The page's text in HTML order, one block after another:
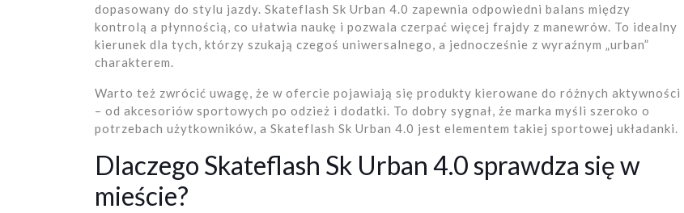
dopasowany do stylu jazdy. Skateflash Sk Urban 4.0 zapewnia odpowiedni balans między
kontrolą a płynnością, co ułatwia naukę i pozwala czerpać więcej frajdy z manewrów. To idealny
kierunek dla tych, którzy szukają czegoś uniwersalnego, a jednocześnie z wyraźnym „urban”
charakterem.
Warto też zwrócić uwagę, że w ofercie pojawiają się produkty kierowane do różnych aktywności
– od akcesoriów sportowych po odzież i dodatki. To dobry sygnał, że marka myśli szeroko o
potrzebach użytkowników, a Skateflash Sk Urban 4.0 jest elementem takiej sportowej układanki.
Dlaczego Skateflash Sk Urban 4.0 sprawdza się w
mieście?